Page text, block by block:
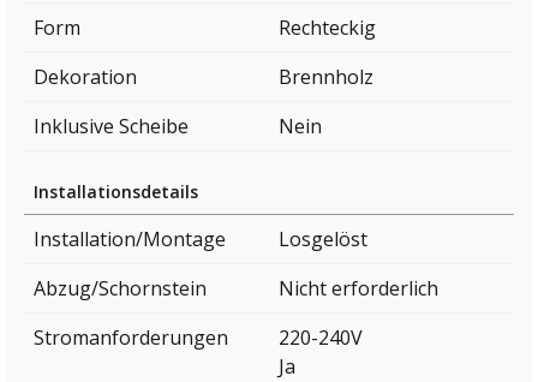
Form
Rechteckig
Dekoration
Brennholz
Inklusive Scheibe
Nein
Installationsdetails
Installation/Montage
Losgelöst
Abzug/Schornstein
Nicht erforderlich
Stromanforderungen
220-240V
Ja